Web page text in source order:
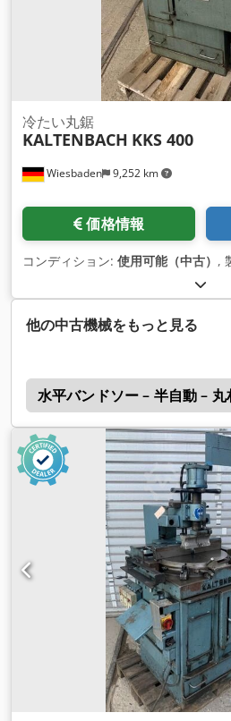
Wiesbaden 9,252 km
冷たい丸鋸
KALTENBACH KKS 400
価格情報
コンディション: 使用可能（中古） ,
他の中古機械をもっと見る
水平バンドソー – 半自動 –